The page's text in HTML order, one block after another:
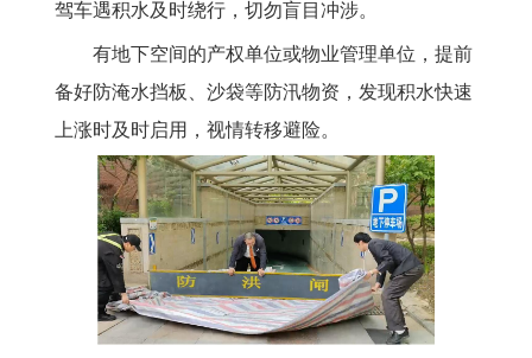
驾车遇积水及时绕行，切勿盲目冲涉。
有地下空间的产权单位或物业管理单位，提前
备好防淹水挡板、沙袋等防汛物资，发现积水快速
上涨时及时启用，视情转移避险。